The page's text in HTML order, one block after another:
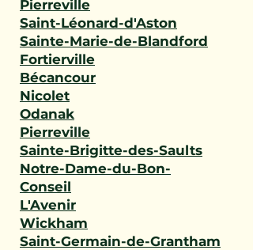
Pierreville
Saint-Léonard-d'Aston
Sainte-Marie-de-Blandford
Fortierville
Bécancour
Nicolet
Odanak
Pierreville
Sainte-Brigitte-des-Saults
Notre-Dame-du-Bon-
Conseil
L'Avenir
Wickham
Saint-Germain-de-Grantham